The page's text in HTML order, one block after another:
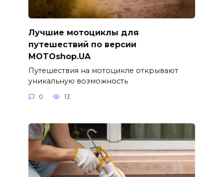
Лучшие мотоциклы для
путешествий по версии
MOTOshop.UA
Путешествия на мотоцикле открывают
уникальную возможность
0 13